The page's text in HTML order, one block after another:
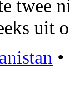
twee
uit
•